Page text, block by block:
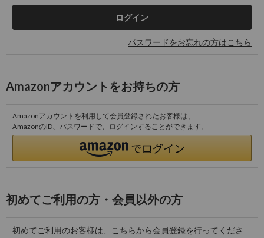
パスワードをお忘れの方はこちら
Amazonアカウントをお持ちの方
Amazonアカウントを利用して会員登録されたお客様は、
AmazonのID、パスワードで、ログインすることができます。
初めてご利用の方・会員以外の方
初めてご利用のお客様は、こちらから会員登録を行ってくださ